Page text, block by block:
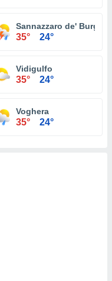
Sannazzaro de'
35° 24°
Vidigulfo
35° 24°
Voghera
35° 24°